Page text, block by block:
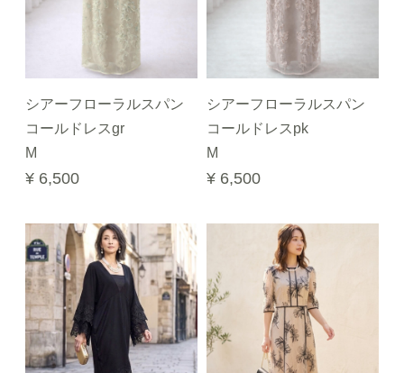
シアーフローラルスパン
コールドレスgr
M
¥ 6,500
シアーフローラルスパン
コールドレスpk
M
¥ 6,500